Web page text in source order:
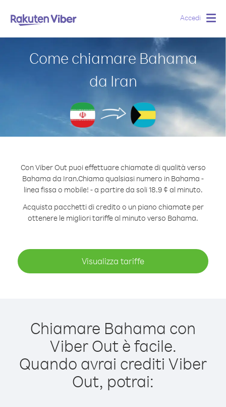
Accedi
Come chiamare Bahama
da Iran
Con Viber Out puoi effettuare chiamate di qualità verso
Bahama da Iran.Chiama qualsiasi numero in Bahama -
linea fissa o mobile! - a partire da soli 18.9 ¢ al minuto.
Acquista pacchetti di credito o un piano chiamate per
ottenere le migliori tariffe al minuto verso Bahama.
Visualizza tariffe
Chiamare Bahama con
Viber Out è facile.
Quando avrai crediti Viber
Out, potrai: